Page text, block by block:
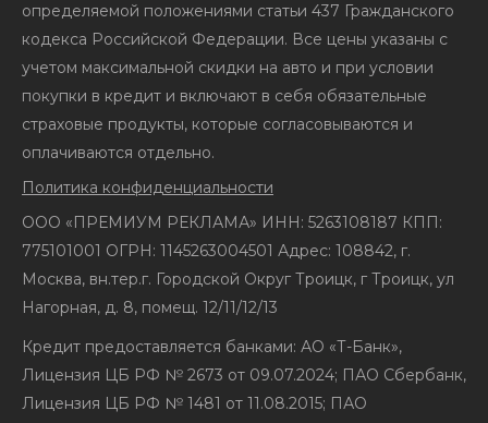
определяемой положениями статьи 437 Гражданского
кодекса Российской Федерации. Все цены указаны с
учетом максимальной скидки на авто и при условии
покупки в кредит и включают в себя обязательные
страховые продукты, которые согласовываются и
оплачиваются отдельно.
Политика конфиденциальности
ООО «ПРЕМИУМ РЕКЛАМА» ИНН: 5263108187 КПП:
775101001 ОГРН: 1145263004501 Адрес: 108842, г.
Москва, вн.тер.г. Городской Округ Троицк, г Троицк, ул
Нагорная, д. 8, помещ. 12/11/12/13
Кредит предоставляется банками: АО «Т-Банк»,
Лицензия ЦБ РФ № 2673 от 09.07.2024; ПАО Сбербанк,
Лицензия ЦБ РФ № 1481 от 11.08.2015; ПАО